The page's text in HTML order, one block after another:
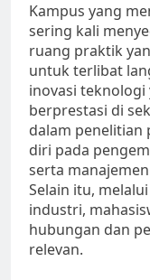
Kampus yang
sering kali
ruang praktik
untuk terlibat
inovasi teknologi
berprestasi di
dalam penelitian
diri pada
serta
Selain itu,
industri,
hubungan dan
relevan.